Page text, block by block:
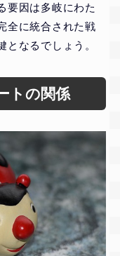
要因は多岐にわた
全に統合された戦
なるでしょう。
トの関係